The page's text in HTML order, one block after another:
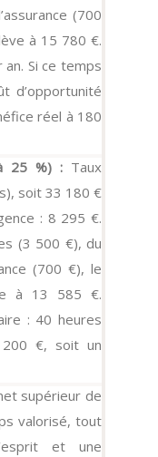
(700
à 15 780 €.
Si ce temps
d’opportunité
réel à 180
25 %) :Taux
soit 33 180 €
: 8 295 €.
(3 500 €), du
(700 €), le
à 13 585 €.
: 40 heures
200 €, soit un
supérieur de
valorisé, tout
et une